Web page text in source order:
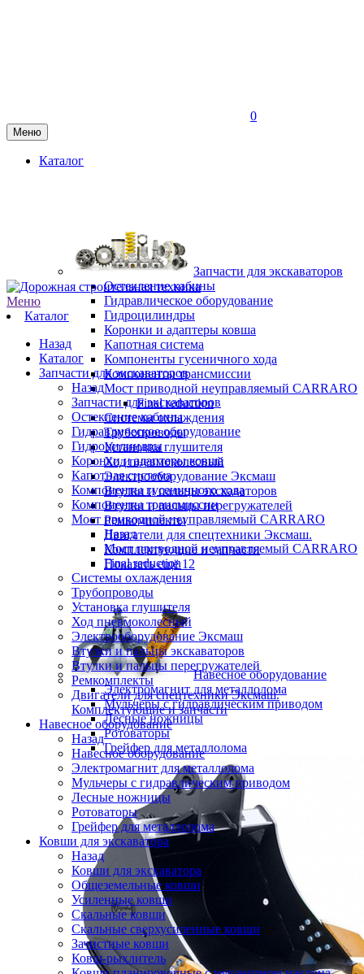
0
Меню
Каталог
Запчасти для экскаваторов
Остекление кабины
Гидравлическое оборудование
Гидроцилиндры
Коронки и адаптеры ковша
Капотная система
Компоненты гусеничного хода
Компоненты трансмиссии
Мост приводной неуправляемый CARRARO
Final reduction
Системы охлаждения
Трубопроводы
Установка глушителя
Ход пневмоколесный
Электрооборудование Эксмаш
Втулки и пальцы экскаваторов
Втулки и пальцы перегружателей
Ремкомплекты
Двигатели для спецтехники Эксмаш.
Комплектующие и запчасти
Показать ещё 12
Навесное оборудование
Электромагнит для металлолома
Мульчеры с гидравлическим приводом
Лесные ножницы
Ротоваторы
Грейфер для металлолома
Меню
Каталог
Назад
Каталог
Запчасти для экскаваторов
Назад
Запчасти для экскаваторов
Остекление кабины
Гидравлическое оборудование
Гидроцилиндры
Коронки и адаптеры ковша
Капотная система
Компоненты гусеничного хода
Компоненты трансмиссии
Мост приводной неуправляемый CARRARO
Назад
Мост приводной неуправляемый CARRARO
Final reduction
Системы охлаждения
Трубопроводы
Установка глушителя
Ход пневмоколесный
Электрооборудование Эксмаш
Втулки и пальцы экскаваторов
Втулки и пальцы перегружателей
Ремкомплекты
Двигатели для спецтехники Эксмаш.
Комплектующие и запчасти
Навесное оборудование
Назад
Навесное оборудование
Электромагнит для металлолома
Мульчеры с гидравлическим приводом
Лесные ножницы
Ротоваторы
Грейфер для металлолома
Ковши для экскаватора
Назад
Ковши для экскаватора
Общеземельные ковши
Усиленные ковши
Скальные ковши
Скальные сверхусиленные ковши
Зачистные ковши
Ковш-рыхлитель